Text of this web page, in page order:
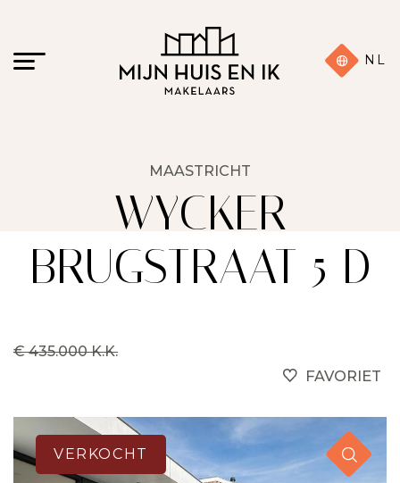
NL
MAASTRICHT
WYCKER
BRUGSTRAAT 5 D
€ 435.000 K.K.
FAVORIET
VERKOCHT